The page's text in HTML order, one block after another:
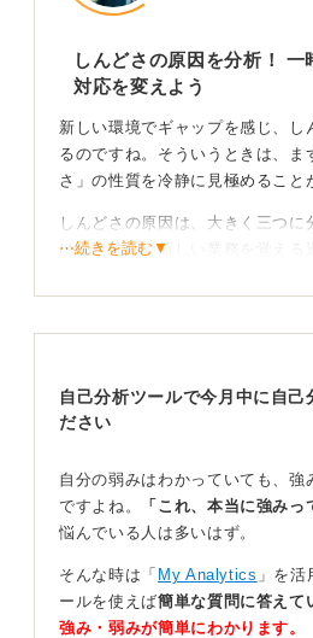
しんどさの原因を分析！ 一
対応を変えよう
新しい環境でギャップを感じ、し
るのですね。そういうときは、ま
さ」の性質を冷静に見極めること
しんどさの原因は、大きく三つに
は、繁忙期や新しい業務を覚える
そして三つ目は、ハラスメントや
た「有害な負荷」です。
なものは上司との業務設計の見直
ものは記録をとったうえでの撤退
生活リズムを整える！ 振り返
感情に飲み込まれないために、睡
⋯続きを読む▼
自己分析ツールで今月中に自己
ださい
自分の弱みはわかっていても、強
ですよね。
「これ、本当に強みっ
悩んでいる人は多いはず。
そんな時は「 My Analytics 」を
ールを使えば簡単な質問に答えて
強み・弱みが簡単にわかります。